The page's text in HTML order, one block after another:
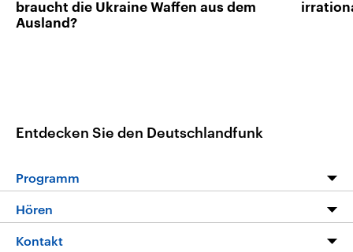
braucht die Ukraine Waffen aus dem
Ausland?
Entdecken Sie den Deutschlandfunk
Programm
Programm
Hören
Livestream
Kontakt